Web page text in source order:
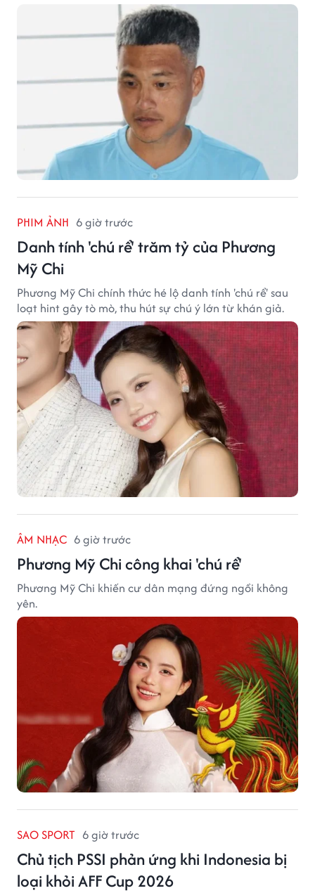
PHIM ẢNH 6 giờ trước
Danh tính 'chú rể' trăm tỷ của Phương
Mỹ Chi
Phương Mỹ Chi chính thức hé lộ danh tính 'chú rể' sau
loạt hint gây tò mò, thu hút sự chú ý lớn từ khán giả.
ÂM NHẠC 6 giờ trước
Phương Mỹ Chi công khai 'chú rể'
Phương Mỹ Chi khiến cư dân mạng đứng ngồi không
yên.
SAO SPORT 6 giờ trước
Chủ tịch PSSI phản ứng khi Indonesia bị
loại khỏi AFF Cup 2026